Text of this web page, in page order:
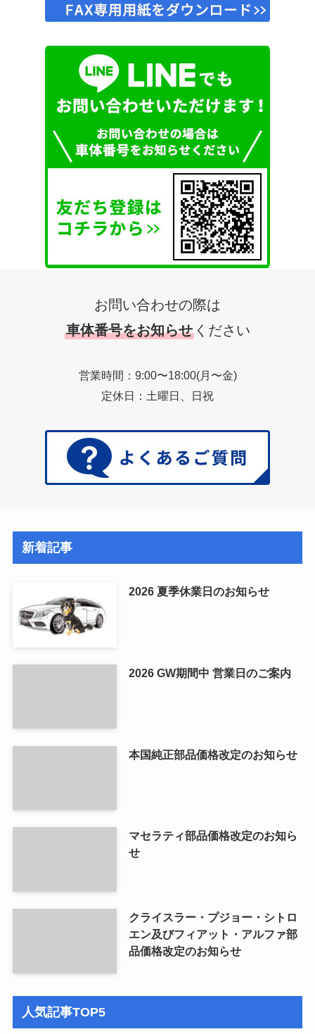
お問い合わせの際は
車体番号をお知らせ ください
営業時間：9:00〜18:00(月〜金)
定休日：土曜日、日祝
新着記事
2026 夏季休業日のお知らせ
2026 GW期間中 営業日のご案内
本国純正部品価格改定のお知らせ
マセラティ部品価格改定のお知ら
せ
クライスラー・プジョー・シトロ
エン及びフィアット・アルファ部
品価格改定のお知らせ
人気記事TOP5